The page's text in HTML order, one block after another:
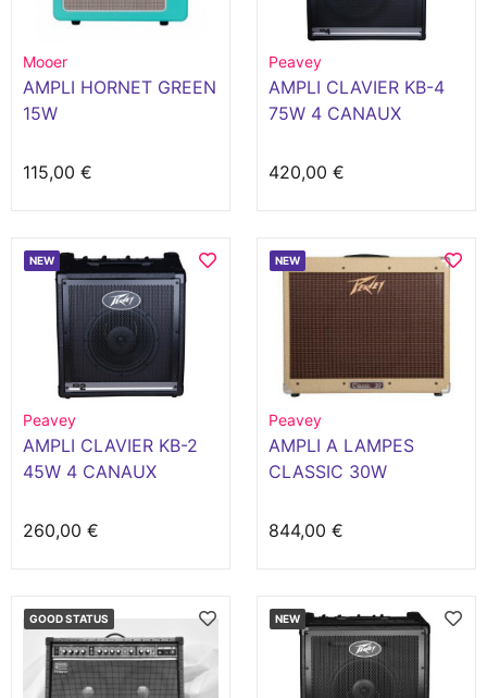
Mooer
AMPLI HORNET GREEN
15W
115,00 €
Peavey
AMPLI CLAVIER KB-4
75W 4 CANAUX
420,00 €
NEW
Peavey
AMPLI CLAVIER KB-2
45W 4 CANAUX
260,00 €
NEW
Peavey
AMPLI A LAMPES
CLASSIC 30W
844,00 €
GOOD STATUS NEW